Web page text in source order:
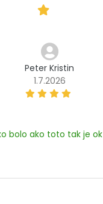
Peter Kristin
1.7.2026
bolo ako toto tak je ok